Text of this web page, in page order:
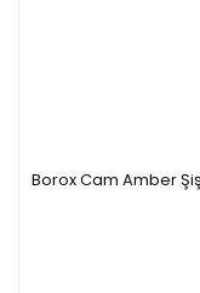
Borox Cam Amber